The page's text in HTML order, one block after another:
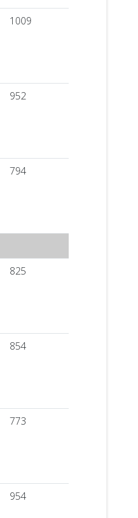
1009
952
794
825
854
773
954